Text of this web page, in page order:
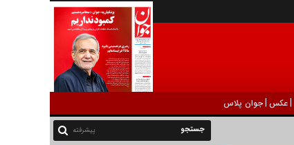
|عکس |جوان پلاس
پیشرفته